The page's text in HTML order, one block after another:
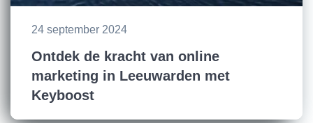
24 september 2024
Ontdek de kracht van online
marketing in Leeuwarden met
Keyboost